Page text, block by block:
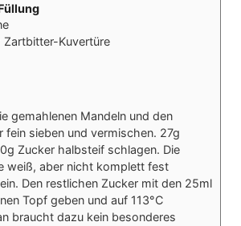
Zartbitter-Kuvertüre
gemahlenen Mandeln und den
fein sieben und vermischen. 27g
Zucker halbsteif schlagen. Die
weiß, aber nicht komplett fest
Den restlichen Zucker mit den 25ml
Topf geben und auf 113°C
braucht dazu kein besonderes